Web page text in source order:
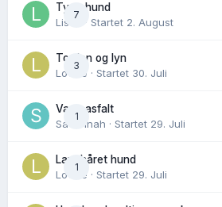
7
Tynn hund
Lisen
· Startet 2. August
3
Torden og lyn
Lovise · Startet 30. Juli
1
Varm asfalt
Savannah · Startet 29. Juli
1
Langhåret hund
Lovise · Startet 29. Juli